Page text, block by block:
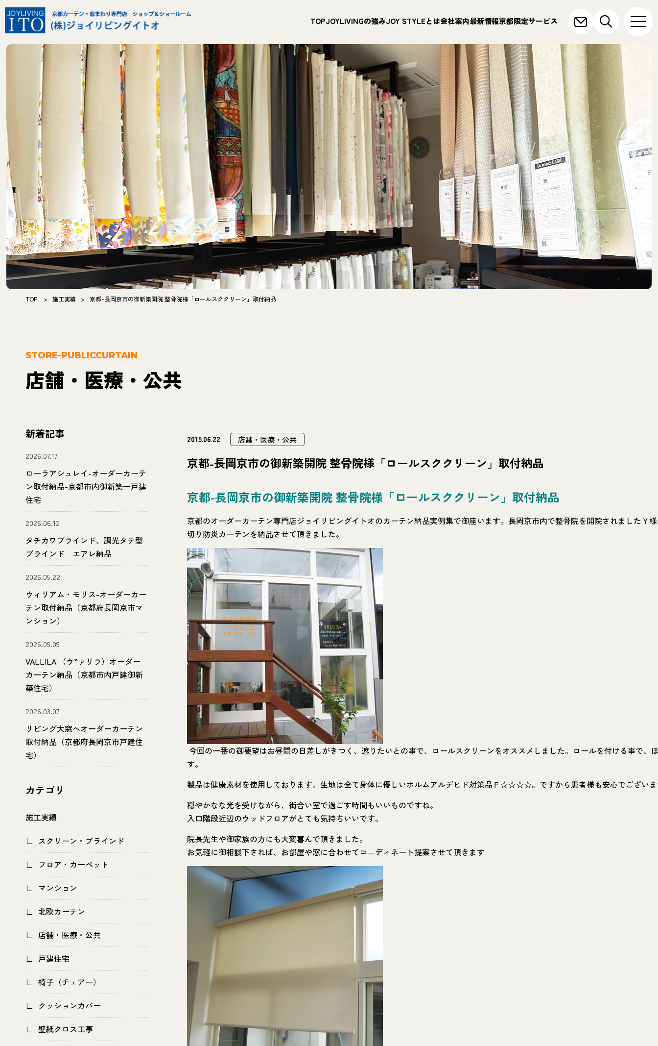
TOPJOYLIVINGの強みJOY STYLEとは会社案内最新情報京都限定サービス
TOP > 施工実績 > 京都-長岡京市の御新築開院 整骨院様「ロールスククリーン」取付納品
STORE-PUBLICCURTAIN
店舗・医療・公共
新着記事
2026.07.17
ローラアシュレイ-オーダーカーテ
ン取付納品-京都市内御新築一戸建
住宅
2026.06.12
タチカワブラインド、調光タテ型
ブラインド エアレ納品
2026.05.22
ウィリアム・モリス-オーダーカー
テン取付納品（京都府長岡京市マ
ンション）
2026.05.09
VALLILA （ウ”ァリラ）オーダー
カーテン納品（京都市内戸建御新
築住宅）
2026.03.07
リビング大窓へオーダーカーテン
取付納品（京都府長岡京市戸建住
宅）
カテゴリ
施工実績
スクリーン・ブラインド
フロア・カーペット
マンション
北欧カーテン
店舗・医療・公共
戸建住宅
椅子（チェアー）
クッションカバー
壁紙クロス工事
2015.06.22 店舗・医療・公共
京都-長岡京市の御新築開院 整骨院様「ロールスククリーン」取付納品
京都-長岡京市の御新築開院 整骨院様「ロールスククリーン」取付納品
京都のオーダーカーテン専門店ジョイリビングイトオのカーテン納品実例集で御座います。長岡京市内で整骨院を開院されましたＹ
切り防炎カーテンを納品させて頂きました。
今回の一番の御要望はお昼間の日差しがきつく、遮りたいとの事で、ロールスクリーンをオススメしました。ロールを付ける事で、
す。
製品は健康素材を使用しております。生地は全て身体に優しいホルムアルデヒド対策品Ｆ☆☆☆☆。ですから患者様も安心でござい
穏やかなな光を受けながら、街合い室で過ごす時間もいいものですね。
入口階段近辺のウッドフロアがとても気持ちいいです。
院長先生や御家族の方にも大変喜んで頂きました。
お気軽に御相談下されば、お部屋や窓に合わせてコ―ディネート提案させて頂きます